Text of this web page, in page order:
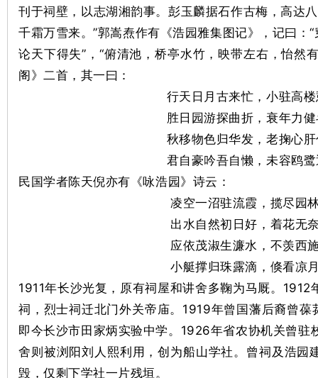
刊于祠壁，以志湖湘韵事。彭玉麟据石作古梅，高达
千霜万雪来。”郭嵩焘作有《浩园雅集图记》，记曰：
论天下得失”，“俯清池，桥亭水竹，映带左右，怡然
阁》二首，其一曰：
行天日月古来忙，小驻高
胜日园游探曲折，衰年力
秋移物色归华发，老掬心
君自豪吟吾自懒，未容鸥
民国学者陈天倪亦有《咏浩园》诗云：
凌空一沼驻流霞，揽尽园
出水自然初日好，着花无
应依茂淑生濂水，不羡西
小艇撑归珠露滴，倏看凉
1911年长沙光复，原有祠屋和讲舍多鞠为马厩。
祠，烈士祠迁北门外关帝庙。1919年曾国藩后裔曾
即今长沙市田家炳实验中学。1926年省农协机关曾驻
舍则被浏阳刘人熙利用，创为船山学社。曾祠及浩园
毁，仅剩下学社一片残垣。